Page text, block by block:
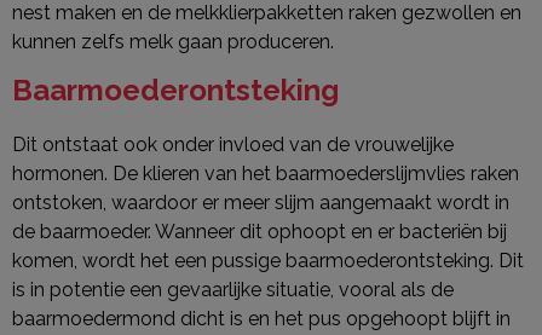
nest maken en de melkklierpakketten raken gezwollen en
kunnen zelfs melk gaan produceren.
Baarmoederontsteking
Dit ontstaat ook onder invloed van de vrouwelijke
hormonen. De klieren van het baarmoederslijmvlies raken
ontstoken, waardoor er meer slijm aangemaakt wordt in
de baarmoeder. Wanneer dit ophoopt en er bacteriën bij
komen, wordt het een pussige baarmoederontsteking. Dit
is in potentie een gevaarlijke situatie, vooral als de
baarmoedermond dicht is en het pus opgehoopt blijft in